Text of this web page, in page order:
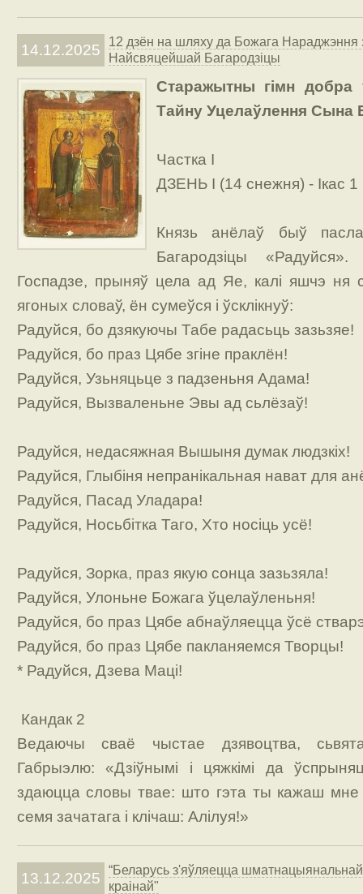
14.12.2025
12 дзён на шляху да Божага Нараджэння
Найсвяцейшай Багародзіцы
Старажытны гімн добра
Тайну Уцелаўлення Сына
Частка I
ДЗЕНЬ І (14 снежня) - Ікас 1
Князь анёлаў быў
Багародзіцы
Госпадзе, прыняў цела ад Яе, калі яшчэ ня
ягоных словаў, ён сумеўся і ўсклікнуў:
Радуйся, бо дзякуючы Табе радасьць зазьзяе!
Радуйся, бо праз Цябе згіне праклён!
Радуйся, Узьняцьце з падзеньня Адама!
Радуйся, Вызваленьне Эвы ад сьлёзаў!
Радуйся, недасяжная Вышыня думак людзкіх!
Радуйся, Глыбіня непранікальная нават для
Радуйся, Пасад Уладара!
Радуйся, Носьбітка Таго, Хто носіць усё!
Радуйся, Зорка, праз якую сонца зазьзяла!
Радуйся, Улоньне Божага ўцелаўленьня!
Радуйся, бо праз Цябе абнаўляецца ўсё
Радуйся, бо праз Цябе пакланяемся Творцы!
* Радуйся, Дзева Маці!
Кандак 2
Ведаючы сваё чыстае дзявоцтва,
Габрыэлю: «Дзіўнымі і цяжкімі да
здаюцца словы твае: што гэта ты кажаш
семя зачатага і клічаш: Алілуя!»
13.12.2025
“Беларусь з'яўляецца
краінай"